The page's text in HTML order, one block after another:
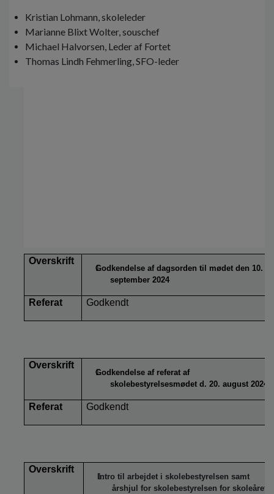
Kristian Lohmann, skoleleder
Marianne Blixt Wolter, souschef
Michael Halvorsen, Leder af Fortet
Thomas Lindh Fehmerling, SFO-leder
Overskrift
Godkendelse af dagsorden til mødet den 10.
september 2024
Referat Godkendt
Overskrift
Godkendelse af referat af
skolebestyrelsesmødet d. 20. august 2024
Referat Godkendt
Overskrift
Intro til arbejdet i skolebestyrelsen samt
årshjul for skolebestyrelsen for skoleåret